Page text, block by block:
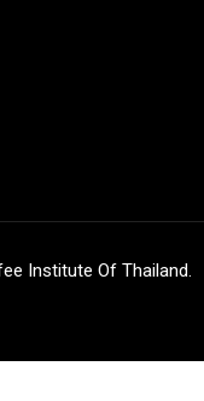
Institute Of Thailand.